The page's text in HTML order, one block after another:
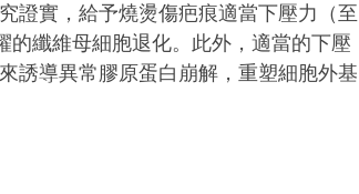
證實，給予燒燙傷疤痕適當下壓力（至
的纖維母細胞退化。此外，適當的下壓
誘導異常膠原蛋白崩解，重塑細胞外基